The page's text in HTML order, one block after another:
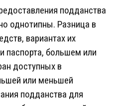
подданства
однотипны. Разница в
вариантах их
паспорта, большем или
доступных в
или меньшей
подданства для